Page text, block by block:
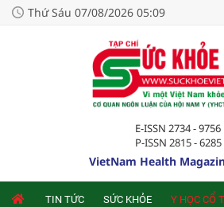
Thứ Sáu 07/08/2026 05:09
E-ISSN 2734 - 9756
P-ISSN 2815 - 6285
VietNam Health
TIN TỨC SỨC KHỎE Y HỌC CỔ